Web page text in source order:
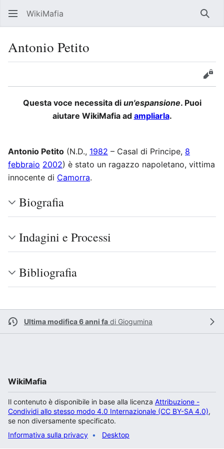
WikiMafia
Antonio Petito
Segui
Questa voce necessita di un'espansione. Puoi
aiutare WikiMafia ad ampliarla.
Antonio Petito (N.D., 1982 – Casal di Principe, 8
febbraio 2002) è stato un ragazzo napoletano, vittima
innocente di Camorra.
Biografia
Indagini e Processi
Bibliografia
Ultima modifica 6 anni fa di Giogumina
WikiMafia
Il contenuto è disponibile in base alla licenza Attribuzione -
Condividi allo stesso modo 4.0 Internazionale (CC BY-SA 4.0),
se non diversamente specificato.
Informativa sulla privacy
Desktop